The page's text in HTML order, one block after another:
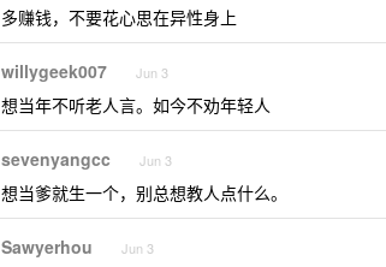
多赚钱，不要花心思在异性身上
willygeek007 Jun 3
想当年不听老人言。如今不劝年轻人
sevenyangcc Jun 3
想当爹就生一个，别总想教人点什么。
Sawyerhou Jun 3